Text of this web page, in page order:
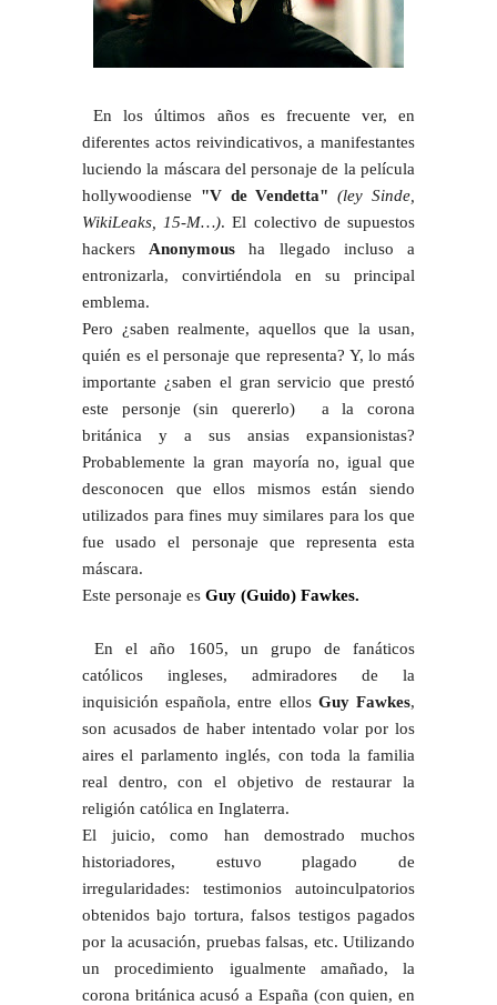
En los últimos años es frecuente ver, en
diferentes actos reivindicativos, a manifestantes
luciendo la máscara del personaje de la película
hollywoodiense "V de Vendetta"(ley Sinde,
WikiLeaks, 15-M…). El colectivo de supuestos
hackers Anonymous ha llegado incluso a
entronizarla, convirtiéndola en su principal
emblema.
Pero ¿saben realmente, aquellos que la usan,
quién es el personaje que representa? Y, lo más
importante ¿saben el gran servicio que prestó
este personje (sin quererlo) a la corona
británica y a sus ansias expansionistas?
Probablemente la gran mayoría no, igual que
desconocen que ellos mismos están siendo
utilizados para fines muy similares para los que
fue usado el personaje que representa esta
máscara.
Este personaje es Guy (Guido) Fawkes.
En el año 1605, un grupo de fanáticos
católicos ingleses, admiradores de la
inquisición española, entre ellos Guy Fawkes,
son acusados de haber intentado volar por los
aires el parlamento inglés, con toda la familia
real dentro, con el objetivo de restaurar la
religión católica en Inglaterra.
El juicio, como han demostrado muchos
historiadores, estuvo plagado de
irregularidades: testimonios autoinculpatorios
obtenidos bajo tortura, falsos testigos pagados
por la acusación, pruebas falsas, etc. Utilizando
un procedimiento igualmente amañado, la
corona británica acusó a España (con quien, en